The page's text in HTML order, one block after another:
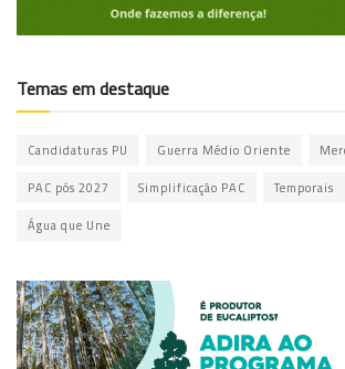
Temas em destaque
Candidaturas PU Guerra Médio Oriente
PAC pós 2027 Simplificação PAC Temporais
Água que Une